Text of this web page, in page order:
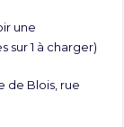
une
sur 1 à charger)
de Blois, rue